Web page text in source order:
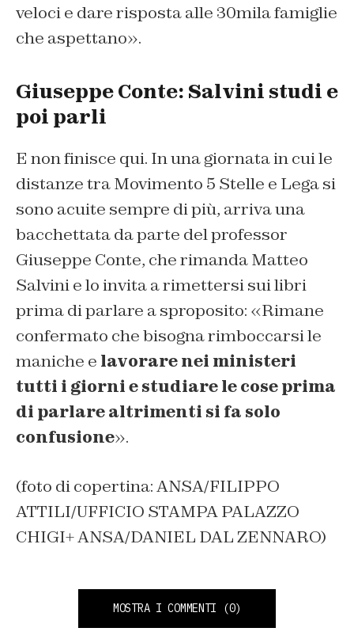
veloci e dare risposta alle 30mila famiglie
che aspettano».
Giuseppe Conte: Salvini studi e
poi parli
E non finisce qui. In una giornata in cui le
distanze tra Movimento 5 Stelle e Lega si
sono acuite sempre di più, arriva una
bacchettata da parte del professor
Giuseppe Conte, che rimanda Matteo
Salvini e lo invita a rimettersi sui libri
prima di parlare a sproposito: «Rimane
confermato che bisogna rimboccarsi le
maniche e lavorare nei ministeri
tutti i giorni e studiare le cose prima
di parlare altrimenti si fa solo
confusione».
(foto di copertina: ANSA/FILIPPO
ATTILI/UFFICIO STAMPA PALAZZO
CHIGI+ ANSA/DANIEL DAL ZENNARO)
MOSTRA I COMMENTI (0)